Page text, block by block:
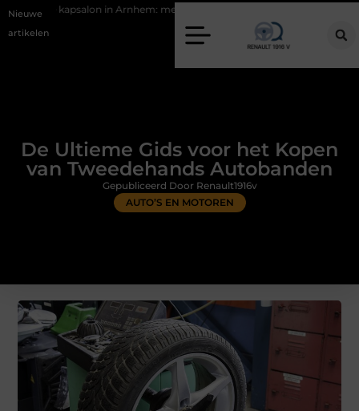
Nieuwe
artikelen
Arnhem: meer dan alleen een knipbeurt
De Ultieme Gids voor het Kopen
van Tweedehands Autobanden
AUTO’S EN MOTOREN
Gepubliceerd Door Renault1916v